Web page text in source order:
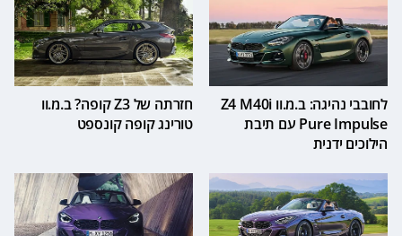
לחובבי נהיגה: ב.מ.וו Z4 M40i
Pure Impulse עם תיבת
הילוכים ידנית
חזרתה של Z3 קופה? ב.מ.וו
טורינג קופה קונספט